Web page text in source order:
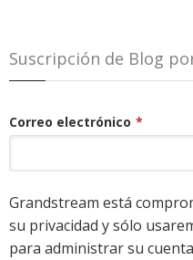
Suscripción de Blog
Correo electrónico *
Grandstream está
su privacidad y sólo
para administrar su